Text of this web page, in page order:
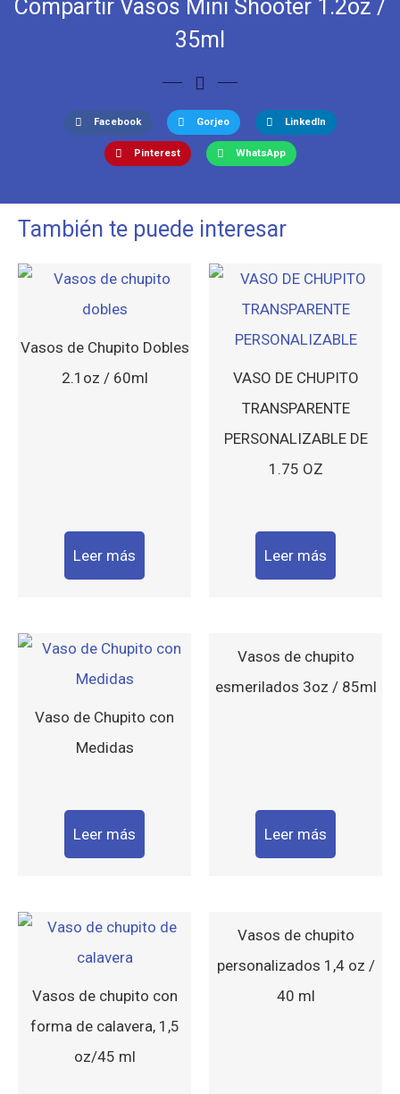
Compartir Vasos Mini Shooter 1.2oz /
35ml
Facebook Gorjeo LinkedIn
Pinterest WhatsApp
También te puede interesar
Vasos de Chupito Dobles
2.1oz / 60ml
Leer más
VASO DE CHUPITO
TRANSPARENTE
PERSONALIZABLE DE
1.75 OZ
Leer más
Vaso de Chupito con
Medidas
Leer más
Vasos de chupito
esmerilados 3oz / 85ml
Leer más
Vasos de chupito con
forma de calavera, 1,5
oz/45 ml
Vasos de chupito
personalizados 1,4 oz /
40 ml